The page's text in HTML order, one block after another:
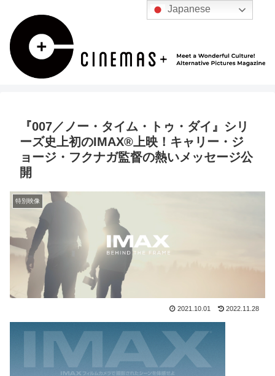
『007／ノー・タイム・トゥ・ダイ』シリ
ーズ史上初のIMAX®上映！キャリー・ジ
ョージ・フクナガ監督の熱いメッセージ公
開
特別映像
2021.10.01 2022.11.28
Japanese